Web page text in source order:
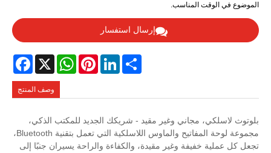
الموضوع في الوقت المناسب.
إرسال استفسار
Facebook X
WhatsAppPinterestLinkedIn Share
وصف المنتج
بلوتوث لاسلكي، مجاني وغير مقيد - شريكك الجديد للمكتب الذكي،
مجموعة لوحة المفاتيح والماوس اللاسلكية التي تعمل بتقنية Bluetooth،
تجعل كل عملية خفيفة وغير مقيدة، والكفاءة والراحة يسيران جنبًا إلى